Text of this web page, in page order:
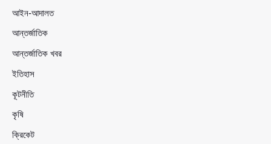
আইন-আদালত
আন্তর্জাতিক
আন্তর্জাতিক খবর
ইতিহাস
কূটনীতি
কৃষি
ক্রিকেট